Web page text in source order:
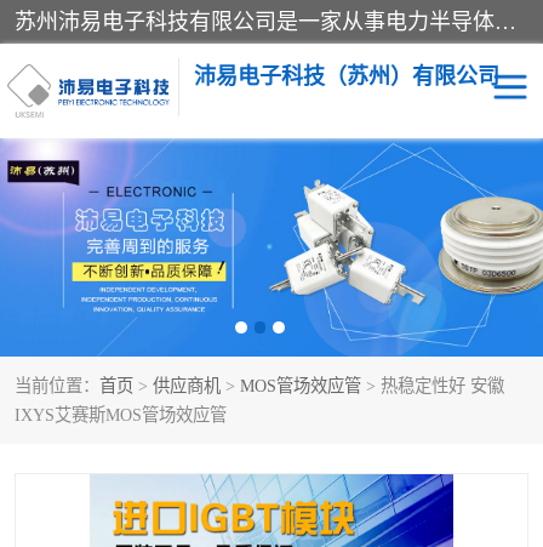
苏州沛易电子科技有限公司是一家从事电力半导体器件和电子元器件的专业代理及分销商，产品包括：IGBT模块、IPM模块、PIM模块、二极管、三极管、可控硅、整流桥、IGBT单管、IGBT电路驱动板、GTR达林顿模块、快恢复二极管、肖特基二极管、熔断器、IC集成电路、快速熔断器等。
沛易电子科技（苏州）有限公司
当前位置： 首页 > 供应商机 > MOS管场效应管 > 热稳定性好 安徽
IXYS艾赛斯MOS管场效应管
西门康 英飞凌
快恢复二极管 英飞凌IGBT模块
英飞凌可控硅模块 IXYS艾赛斯可控硅
SEMIKRON西门康IGBT SEMIKRON西门康可控硅
器
MOS管场效应管 晶闸管